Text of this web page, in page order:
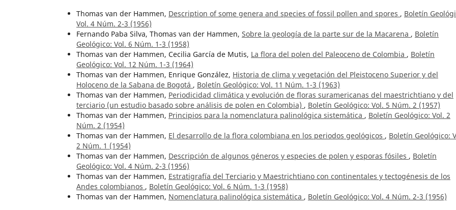
Thomas van der Hammen, Description of some genera and species of fossil pollen and spores , Boletín
Vol. 4 Núm. 2-3 (1956)
Fernando Paba Silva, Thomas van der Hammen, Sobre la geología de la parte sur de la Macarena , Boletín
Geológico: Vol. 6 Núm. 1-3 (1958)
Thomas van der Hammen, Cecilia García de Mutis, La flora del polen del Paleoceno de Colombia , Boletín
Geológico: Vol. 12 Núm. 1-3 (1964)
Thomas van der Hammen, Enrique González, Historia de clima y vegetación del Pleistoceno Superior y del
Holoceno de la Sabana de Bogotá , Boletín Geológico: Vol. 11 Núm. 1-3 (1963)
Thomas van der Hammen, Periodicidad climática y evolución de floras suramericanas del maestrichtiano y del
terciario (un estudio basado sobre análisis de polen en Colombia) , Boletín Geológico: Vol. 5 Núm. 2 (1957)
Thomas van der Hammen, Principios para la nomenclatura palinológica sistemática , Boletín Geológico: Vol. 2
Núm. 2 (1954)
Thomas van der Hammen, El desarrollo de la flora colombiana en los periodos geológicos , Boletín Geológico:
2 Núm. 1 (1954)
Thomas van der Hammen, Descripción de algunos géneros y especies de polen y esporas fósiles , Boletín
Geológico: Vol. 4 Núm. 2-3 (1956)
Thomas van der Hammen, Estratigrafía del Terciario y Maestrichtiano con continentales y tectogénesis de los
Andes colombianos , Boletín Geológico: Vol. 6 Núm. 1-3 (1958)
Thomas van der Hammen, Nomenclatura palinológica sistemática , Boletín Geológico: Vol. 4 Núm. 2-3 (1956)